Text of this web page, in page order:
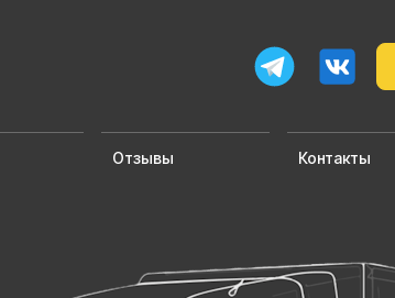
Отзывы Контакты